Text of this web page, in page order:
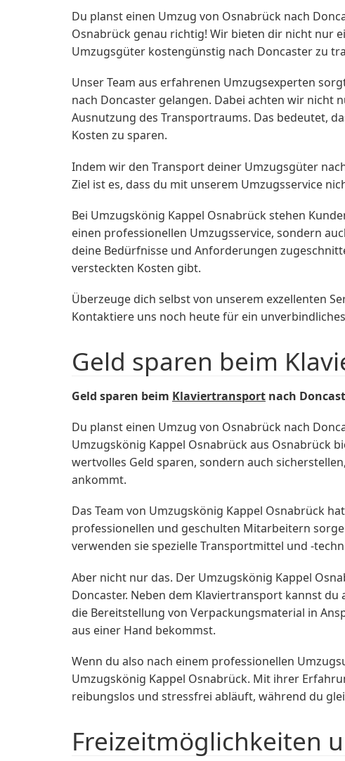
Du planst einen Umzug von Osnabrück nach
Osnabrück genau richtig! Wir bieten dir nicht nur
Umzugsgüter kostengünstig nach Doncaster zu
Unser Team aus erfahrenen Umzugsexperten
nach Doncaster gelangen. Dabei achten wir nicht
Ausnutzung des Transportraums. Das bedeutet,
Kosten zu sparen.
Indem wir den Transport deiner Umzugsgüter
Ziel ist es, dass du mit unserem Umzugsservice
Bei Umzugskönig Kappel Osnabrück stehen
einen professionellen Umzugsservice, sondern
deine Bedürfnisse und Anforderungen
versteckten Kosten gibt.
Überzeuge dich selbst von unserem exzellenten
Kontaktiere uns noch heute für ein
Geld sparen beim
Geld sparen beim Klaviertransport nach
Du planst einen Umzug von Osnabrück nach
Umzugskönig Kappel Osnabrück aus Osnabrück
wertvolles Geld sparen, sondern auch
ankommt.
Das Team von Umzugskönig Kappel Osnabrück
professionellen und geschulten Mitarbeitern
verwenden sie spezielle Transportmittel und -
Aber nicht nur das. Der Umzugskönig Kappel
Doncaster. Neben dem Klaviertransport kannst du
die Bereitstellung von Verpackungsmaterial in
aus einer Hand bekommst.
Wenn du also nach einem professionellen
Umzugskönig Kappel Osnabrück. Mit ihrer
reibungslos und stressfrei abläuft, während du
Freizeitmöglichkeiten